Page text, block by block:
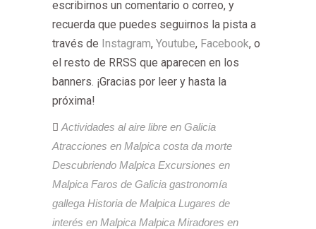
escribirnos un comentario o correo, y
recuerda que puedes seguirnos la pista a
través de Instagram, Youtube, Facebook, o
el resto de RRSS que aparecen en los
banners. ¡Gracias por leer y hasta la
próxima!
Actividades al aire libre en Galicia
Atracciones en Malpica costa da morte
Descubriendo Malpica Excursiones en
Malpica Faros de Galicia gastronomía
gallega Historia de Malpica Lugares de
interés en Malpica Malpica Miradores en